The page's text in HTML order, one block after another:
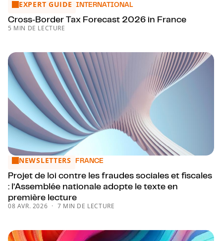
Cross‑Border Tax Forecast 2026 in France
EXPERT GUIDE INTERNATIONAL
Cross‑Border Tax Forecast 2026 in France
5 MIN DE LECTURE
Projet de loi contre les fraudes sociales et fiscales :
NEWSLETTERS FRANCE
Projet de loi contre les fraudes sociales et fiscales
: l’Assemblée nationale adopte le texte en
première lecture
08 AVR. 2026 7 MIN DE LECTURE